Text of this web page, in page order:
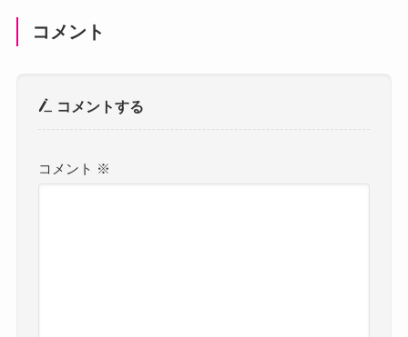
コメント
コメントする
コメント ※